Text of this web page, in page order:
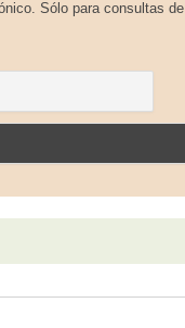
Sólo para consultas de